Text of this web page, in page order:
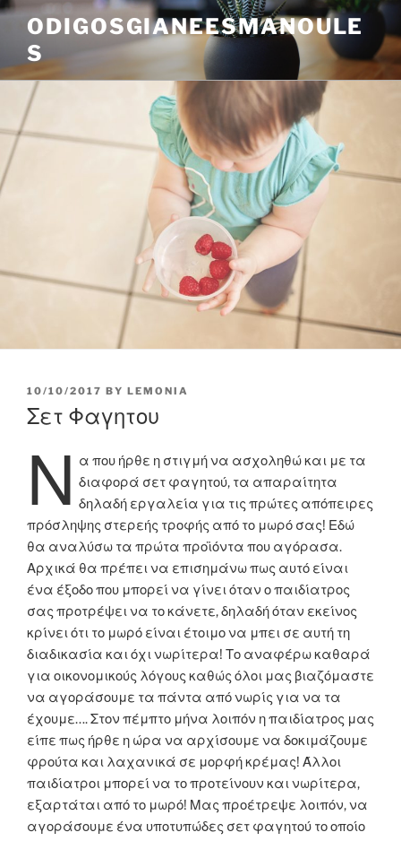
Skip
content
ODIGOSGIANEESMANOULE
S
POSTED
ON
10/10/2017 BY LEMONIA
Σετ Φαγητου
Ν α που ήρθε η στιγμή να ασχοληθώ και με τα
διαφορά σετ φαγητού, τα απαραίτητα
δηλαδή εργαλεία για τις πρώτες απόπειρες
πρόσληψης στερεής τροφής από το μωρό σας! Εδώ
θα αναλύσω τα πρώτα προϊόντα που αγόρασα.
Αρχικά θα πρέπει να επισημάνω πως αυτό είναι
ένα έξοδο που μπορεί να γίνει όταν ο παιδίατρος
σας προτρέψει να το κάνετε, δηλαδή όταν εκείνος
κρίνει ότι το μωρό είναι έτοιμο να μπει σε αυτή τη
διαδικασία και όχι νωρίτερα! Το αναφέρω καθαρά
για οικονομικούς λόγους καθώς όλοι μας βιαζόμαστε
να αγοράσουμε τα πάντα από νωρίς για να τα
έχουμε…. Στον πέμπτο μήνα λοιπόν η παιδίατρος μας
είπε πως ήρθε η ώρα να αρχίσουμε να δοκιμάζουμε
φρούτα και λαχανικά σε μορφή κρέμας! Άλλοι
παιδίατροι μπορεί να το προτείνουν και νωρίτερα,
εξαρτάται από το μωρό! Μας προέτρεψε λοιπόν, να
αγοράσουμε ένα υποτυπώδες σετ φαγητού το οποίο